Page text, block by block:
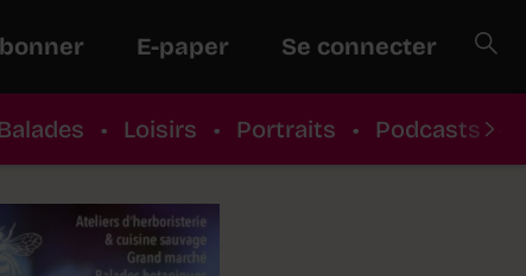
E-paper Se connecter
Balades • Loisirs • Portraits • Podcasts